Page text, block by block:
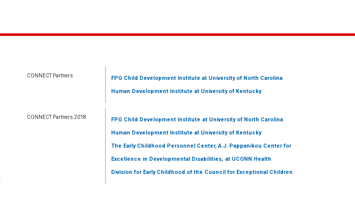
CONNECT Partners FPG Child Development Institute at University of North Carolina
Human Development Institute at University of Kentucky
CONNECT Partners 2018 FPG Child Development Institute at University of North Carolina
Human Development Institute at University of Kentucky
The Early Childhood Personnel Center, A.J. Pappanikou Center for
Excellence in Developmental Disabilities, at UCONN Health
Division for Early Childhood of the Council for Exceptional Children